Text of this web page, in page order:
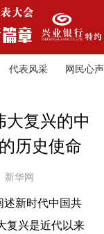
代表风采 网民心声
复兴的中
历史使命
新华网
新时代中国共
复兴是近代以来